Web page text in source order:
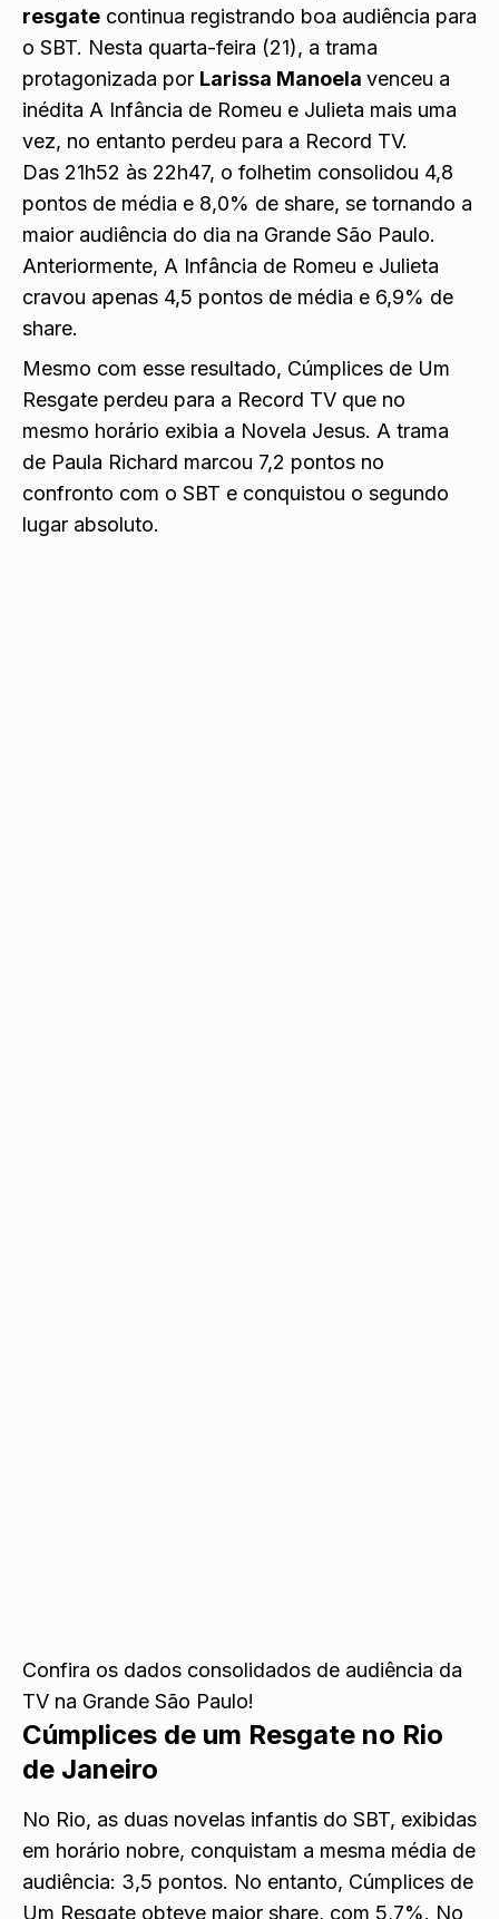
resgate continua registrando boa audiência para
o SBT. Nesta quarta-feira (21), a trama
protagonizada por Larissa Manoela venceu a
inédita A Infância de Romeu e Julieta mais uma
vez, no entanto perdeu para a Record TV.
Das 21h52 às 22h47, o folhetim consolidou 4,8
pontos de média e 8,0% de share, se tornando a
maior audiência do dia na Grande São Paulo.
Anteriormente, A Infância de Romeu e Julieta
cravou apenas 4,5 pontos de média e 6,9% de
share.
Mesmo com esse resultado, Cúmplices de Um
Resgate perdeu para a Record TV que no
mesmo horário exibia a Novela Jesus. A trama
de Paula Richard marcou 7,2 pontos no
confronto com o SBT e conquistou o segundo
lugar absoluto.
Confira os dados consolidados de audiência da
TV na Grande São Paulo!
Cúmplices de um Resgate no Rio
de Janeiro
No Rio, as duas novelas infantis do SBT, exibidas
em horário nobre, conquistam a mesma média de
audiência: 3,5 pontos. No entanto, Cúmplices de
Um Resgate obteve maior share, com 5,7%. No